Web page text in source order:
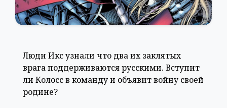
Люди Икс узнали что два их заклятых
врага поддерживаются русскими. Вступит
ли Колосс в команду и объявит войну своей
родине?